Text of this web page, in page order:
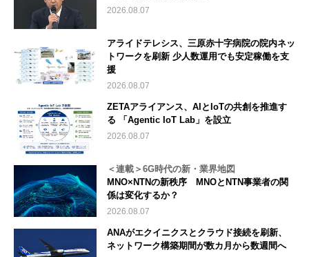
2026.08.07
アライドテレシス、三原赤十字病院の院内ネッ
トワークを刷新 少人数運用でも安定稼働を支
援
2026.08.07
ZETAアライアンス、AIとIoTの共創を推進す
る 「Agentic IoT Lab」を設立
2026.08.07
＜連載＞6G時代の新・業界地図
MNO×NTNの新秩序 MNOとNTN事業者の関
係は変化するか？
2026.08.07
ANAがエクイニクスとクラウド接続を刷新、
ネットワーク構築期間が数カ月から数週間へ